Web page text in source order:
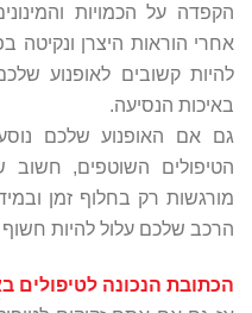
הקפדה על הכמויות
אחרי הוראות היצרן ונקיטה
להיות קשובים לאופנוע
באיכות הנסיעה.
גם אם האופנוע שלכם
הטיפולים השוטפים,
מורגשות רק בחלוף זמן
הרכב שלכם עלול להיות
הכתובת הנכונה לטיפולים